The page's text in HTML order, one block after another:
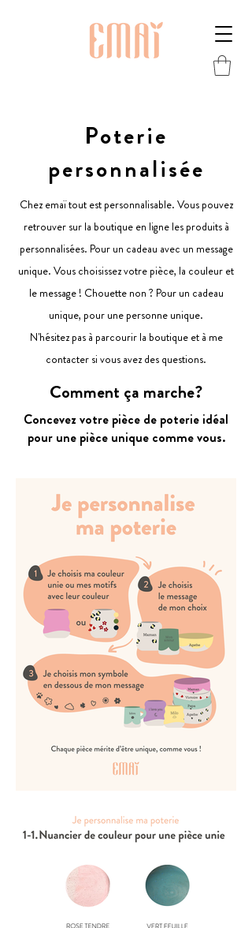
Poterie
personnalisée
Chez emaï tout est personnalisable. Vous pouvez
retrouver sur la boutique en ligne les produits à
personnalisées. Pour un cadeau avec un message
unique. Vous choisissez votre pièce, la couleur et
le message ! Chouette non ? Pour un cadeau
unique, pour une personne unique.
N'hésitez pas à parcourir la boutique et à me
contacter si vous avez des questions.
Comment ça marche?
Concevez votre pièce de poterie idéal
pour une pièce unique comme vous.